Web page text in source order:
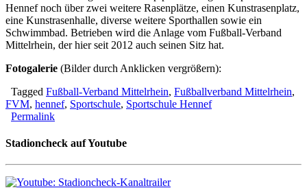
Hennef noch über zwei weitere Rasenplätze, einen Kunstrasenplatz,
eine Kunstrasenhalle, diverse weitere Sporthallen sowie ein
Schwimmbad. Betrieben wird die Anlage vom Fußball-Verband
Mittelrhein, der hier seit 2012 auch seinen Sitz hat.
Fotogalerie (Bilder durch Anklicken vergrößern):
Tagged Fußball-Verband Mittelrhein, Fußballverband Mittelrhein,
FVM, hennef, Sportschule, Sportschule Hennef
Permalink
Stadioncheck auf Youtube